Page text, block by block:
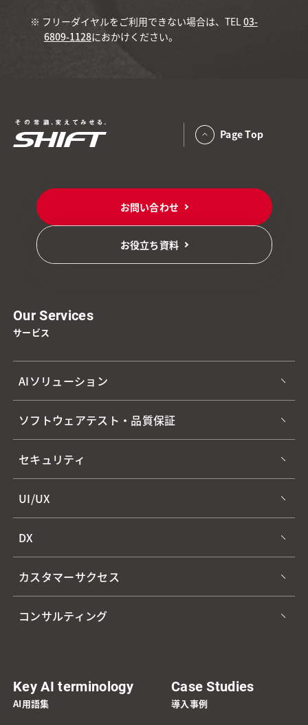
※ フリーダイヤルをご利用できない場合は、TEL 03-
6809-1128におかけください。
お問い合わせ
お役立ち資料
Page Top
Our Services
サービス
AIソリューション
ソフトウェアテスト・品質保証
セキュリティ
UI/UX
DX
カスタマーサクセス
コンサルティング
Key AI terminology
AI用語集
Case Studies
導入事例